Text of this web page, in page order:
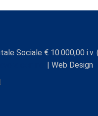
Sociale € 10.000,00
| Web Design